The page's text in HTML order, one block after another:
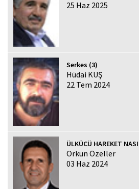
25 Haz 2025
Serkes (3)
Hüdai KUŞ
22 Tem 2024
ÜLKÜCÜ HAREKET
Orkun Özeller
03 Haz 2024